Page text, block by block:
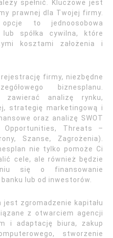
spełnić. Kluczowe jest
prawnej dla Twojej firmy.
to jednoosobowa
lub spółka cywilna, które
kosztami założenia i
firmy, niezbędne
biznesplanu.
zawierać analizę rynku,
strategię marketingową i
oraz analizę SWOT
Opportunities, Threats –
Szanse, Zagrożenia).
nie tylko pomoże Ci
cele, ale również będzie
się o finansowanie
lub od inwestorów.
zgromadzenie kapitału
z otwarciem agencji
i adaptację biura, zakup
stworzenie